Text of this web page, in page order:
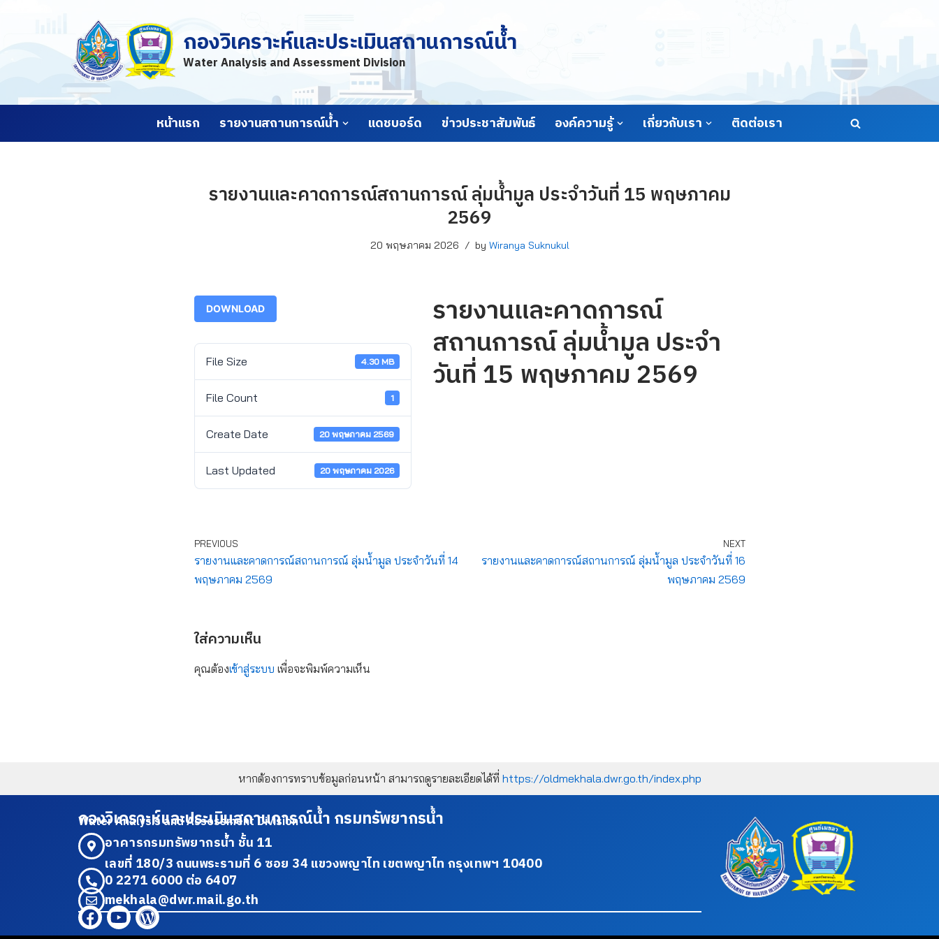
กองวิเคราะห์และประเมินสถานการณ์น้ำ
Water Analysis and Assessment Division
หน้าแรก รายงานสถานการณ์น้ำ แดชบอร์ด ข่าวประชาสัมพันธ์ องค์ความรู้ เกี่ยวกับเรา ติดต่อเรา
รายงานและคาดการณ์สถานการณ์ ลุ่มน้ำมูล ประจำวันที่ 15 พฤษภาคม
2569
20 พฤษภาคม 2026 by Wiranya Suknukul
DOWNLOAD
File Size 4.30 MB
File Count 1
Create Date 20 พฤษภาคม 2569
Last Updated 20 พฤษภาคม 2026
รายงานและคาดการณ์
สถานการณ์ ลุ่มน้ำมูล ประจำ
วันที่ 15 พฤษภาคม 2569
PREVIOUS
รายงานและคาดการณ์สถานการณ์ ลุ่มน้ำมูล ประจำวันที่ 14
พฤษภาคม 2569
NEXT
รายงานและคาดการณ์สถานการณ์ ลุ่มน้ำมูล ประจำวันที่ 16
พฤษภาคม 2569
ใส่ความเห็น
คุณต้องเข้าสู่ระบบ เพื่อจะพิมพ์ความเห็น
หากต้องการทราบข้อมูลก่อนหน้า สามารถดูรายละเอียดได้ที่ https://oldmekhala.dwr.go.th/index.php
กองวิเคราะห์และประเมินสถานการณ์น้ำ กรมทรัพยากรน้ำ
Water Analysis and Assessment Division
อาคารกรมทรัพยากรน้ำ ชั้น 11
เลขที่ 180/3 ถนนพระรามที่ 6 ซอย 34 แขวงพญาไท เขตพญาไท กรุงเทพฯ 10400
0 2271 6000 ต่อ 6407
mekhala@dwr.mail.go.th